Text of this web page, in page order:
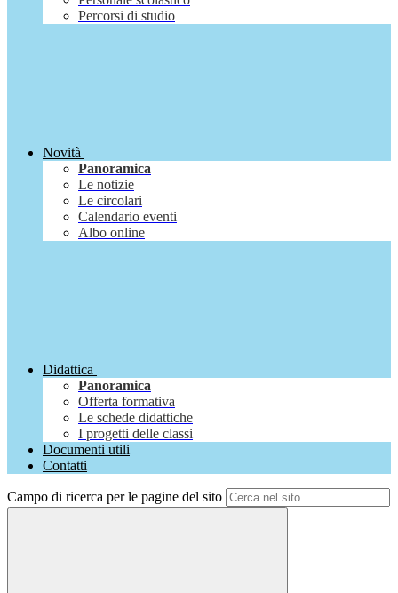
Percorsi di studio
Novità
Panoramica
Le notizie
Le circolari
Calendario eventi
Albo online
Didattica
Panoramica
Offerta formativa
Le schede didattiche
I progetti delle classi
Documenti utili
Contatti
Campo di ricerca per le pagine del sito